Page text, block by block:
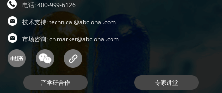
电话: 400-999-6126
技术支持:technical@abclonal.com
市场咨询:cn.market@abclonal.com
产学研合作 专家讲堂